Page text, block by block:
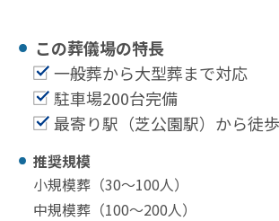
この葬儀場の特⻑
一般葬から大型葬まで対応
駐車場200台完備
最寄り駅（芝公園駅）から徒
推奨規模
小規模葬（30〜100⼈）
中規模葬（100〜200⼈）